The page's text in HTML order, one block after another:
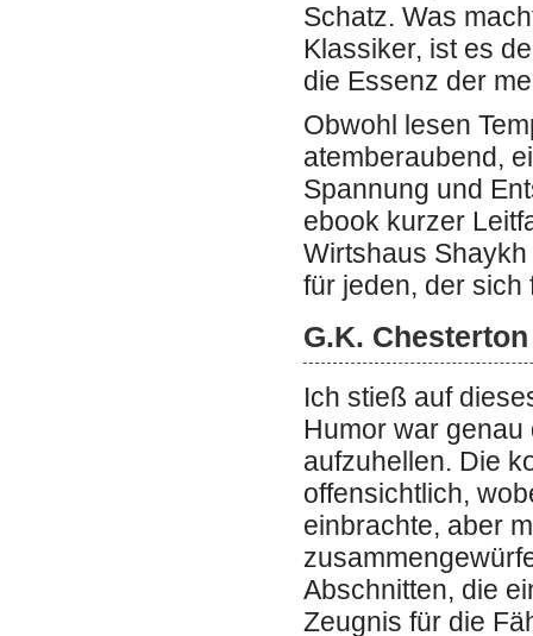
Schatz. Was
Klassiker, ist es
die Essenz der
Obwohl lesen
atemberaubend,
Spannung und
ebook kurzer
Wirtshaus
für jeden, der sich
G.K.
Ich stieß auf
Humor war genau
aufzuhellen. Die
offensichtlich,
einbrachte, aber
Abschnitten, die
Zeugnis für die